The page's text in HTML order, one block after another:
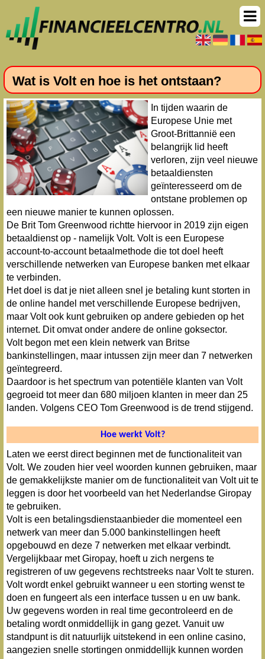
Wat is Volt en hoe is het ontstaan?
In tijden waarin de
Europese Unie met
Groot-Brittannië een
belangrijk lid heeft
verloren, zijn veel nieuwe
betaaldiensten
geïnteresseerd om de
ontstane problemen op
een nieuwe manier te kunnen oplossen.
De Brit Tom Greenwood richtte hiervoor in 2019 zijn eigen
betaaldienst op - namelijk Volt. Volt is een Europese
account-to-account betaalmethode die tot doel heeft
verschillende netwerken van Europese banken met elkaar
te verbinden.
Het doel is dat je niet alleen snel je betaling kunt storten in
de online handel met verschillende Europese bedrijven,
maar Volt ook kunt gebruiken op andere gebieden op het
internet. Dit omvat onder andere de online goksector.
Volt begon met een klein netwerk van Britse
bankinstellingen, maar intussen zijn meer dan 7 netwerken
geïntegreerd.
Daardoor is het spectrum van potentiële klanten van Volt
gegroeid tot meer dan 680 miljoen klanten in meer dan 25
landen. Volgens CEO Tom Greenwood is de trend stijgend.
Hoe werkt Volt?
Laten we eerst direct beginnen met de functionaliteit van
Volt. We zouden hier veel woorden kunnen gebruiken, maar
de gemakkelijkste manier om de functionaliteit van Volt uit te
leggen is door het voorbeeld van het Nederlandse Giropay
te gebruiken.
Volt is een betalingsdienstaanbieder die momenteel een
netwerk van meer dan 5.000 bankinstellingen heeft
opgebouwd en deze 7 netwerken met elkaar verbindt.
Vergelijkbaar met Giropay, hoeft u zich nergens te
registreren of uw gegevens rechtstreeks naar Volt te sturen.
Volt wordt enkel gebruikt wanneer u een storting wenst te
doen en fungeert als een interface tussen u en uw bank.
Uw gegevens worden in real time gecontroleerd en de
betaling wordt onmiddellijk in gang gezet. Vanuit uw
standpunt is dit natuurlijk uitstekend in een online casino,
aangezien snelle stortingen onmiddellijk kunnen worden